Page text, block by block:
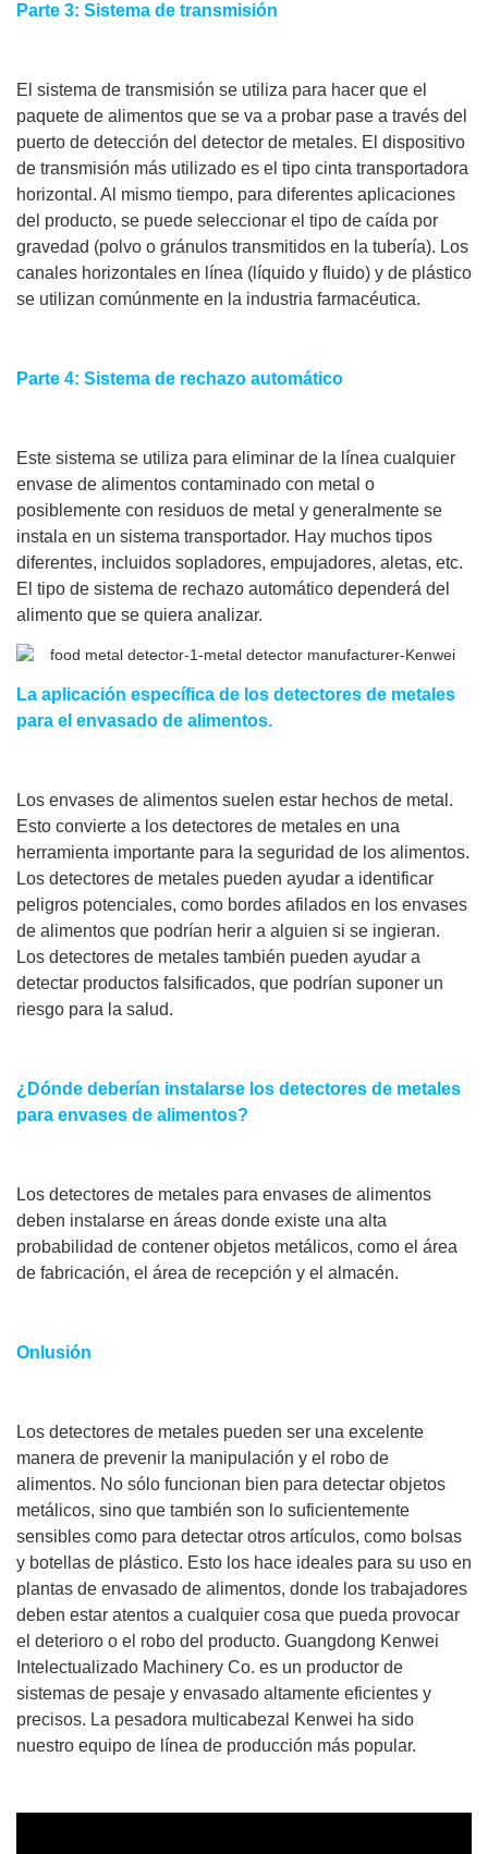
Parte 3: Sistema de transmisión
El sistema de transmisión se utiliza para hacer que el
paquete de alimentos que se va a probar pase a través del
puerto de detección del detector de metales. El dispositivo
de transmisión más utilizado es el tipo cinta transportadora
horizontal. Al mismo tiempo, para diferentes aplicaciones
del producto, se puede seleccionar el tipo de caída por
gravedad (polvo o gránulos transmitidos en la tubería). Los
canales horizontales en línea (líquido y fluido) y de plástico
se utilizan comúnmente en la industria farmacéutica.
Parte 4: Sistema de rechazo automático
Este sistema se utiliza para eliminar de la línea cualquier
envase de alimentos contaminado con metal o
posiblemente con residuos de metal y generalmente se
instala en un sistema transportador. Hay muchos tipos
diferentes, incluidos sopladores, empujadores, aletas, etc.
El tipo de sistema de rechazo automático dependerá del
alimento que se quiera analizar.
La aplicación específica de los detectores de metales
para el envasado de alimentos.
Los envases de alimentos suelen estar hechos de metal.
Esto convierte a los detectores de metales en una
herramienta importante para la seguridad de los alimentos.
Los detectores de metales pueden ayudar a identificar
peligros potenciales, como bordes afilados en los envases
de alimentos que podrían herir a alguien si se ingieran.
Los detectores de metales también pueden ayudar a
detectar productos falsificados, que podrían suponer un
riesgo para la salud.
¿Dónde deberían instalarse los detectores de metales
para envases de alimentos?
Los detectores de metales para envases de alimentos
deben instalarse en áreas donde existe una alta
probabilidad de contener objetos metálicos, como el área
de fabricación, el área de recepción y el almacén.
Onlusión
Los detectores de metales pueden ser una excelente
manera de prevenir la manipulación y el robo de
alimentos. No sólo funcionan bien para detectar objetos
metálicos, sino que también son lo suficientemente
sensibles como para detectar otros artículos, como bolsas
y botellas de plástico. Esto los hace ideales para su uso en
plantas de envasado de alimentos, donde los trabajadores
deben estar atentos a cualquier cosa que pueda provocar
el deterioro o el robo del producto. Guangdong Kenwei
Intelectualizado Machinery Co. es un productor de
sistemas de pesaje y envasado altamente eficientes y
precisos. La pesadora multicabezal Kenwei ha sido
nuestro equipo de línea de producción más popular.